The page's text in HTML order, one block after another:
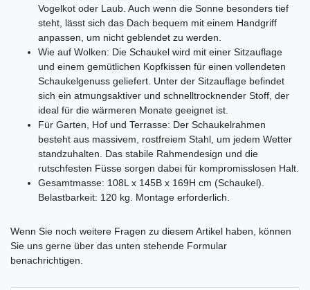
Vogelkot oder Laub. Auch wenn die Sonne besonders tief
steht, lässt sich das Dach bequem mit einem Handgriff
anpassen, um nicht geblendet zu werden.
Wie auf Wolken: Die Schaukel wird mit einer Sitzauflage
und einem gemütlichen Kopfkissen für einen vollendeten
Schaukelgenuss geliefert. Unter der Sitzauflage befindet
sich ein atmungsaktiver und schnelltrocknender Stoff, der
ideal für die wärmeren Monate geeignet ist.
Für Garten, Hof und Terrasse: Der Schaukelrahmen
besteht aus massivem, rostfreiem Stahl, um jedem Wetter
standzuhalten. Das stabile Rahmendesign und die
rutschfesten Füsse sorgen dabei für kompromisslosen Halt.
Gesamtmasse: 108L x 145B x 169H cm (Schaukel).
Belastbarkeit: 120 kg. Montage erforderlich.
Wenn Sie noch weitere Fragen zu diesem Artikel haben, können
Sie uns gerne über das unten stehende Formular
benachrichtigen.